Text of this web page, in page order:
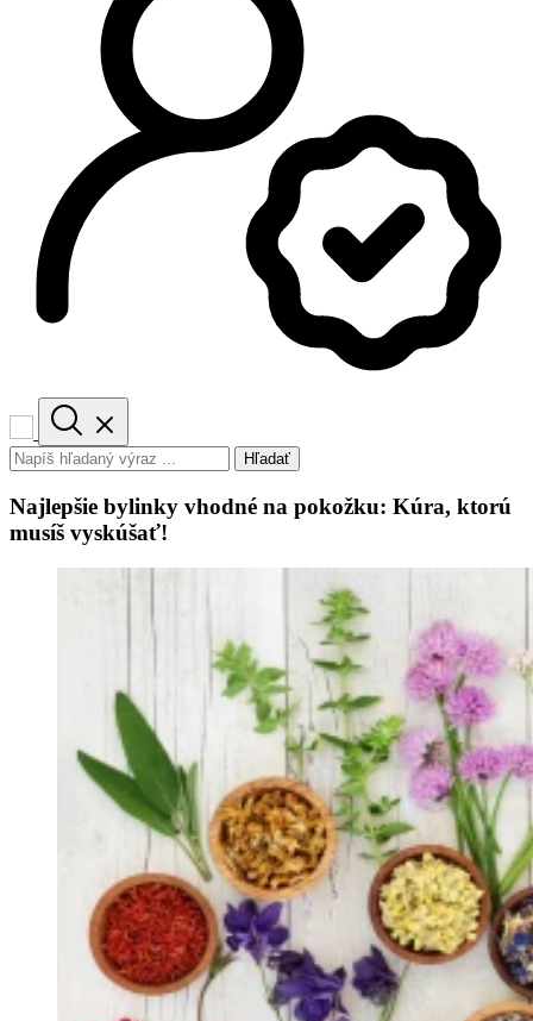
Hľadať
Najlepšie bylinky vhodné na pokožku: Kúra, ktorú
musíš vyskúšať!